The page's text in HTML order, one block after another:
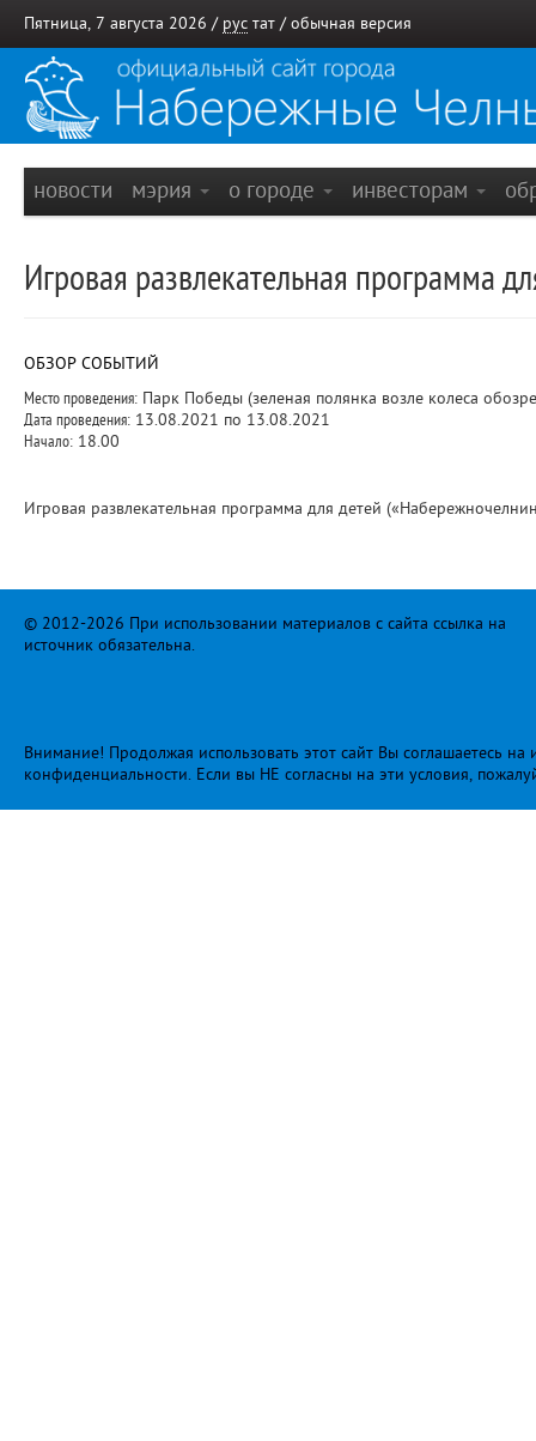
Пятница, 7 августа 2026 / рус тат / обычная версия
новости мэрия о городе инвесторам
Игровая развлекательная программа
ОБЗОР СОБЫТИЙ
Место проведения: Парк Победы (зеленая полянка возле колеса
Дата проведения: 13.08.2021 по 13.08.2021
Начало: 18.00
Игровая развлекательная программа для детей
© 2012-2026 При использовании материалов с сайта ссылка на
источник обязательна.
Внимание! Продолжая использовать этот сайт Вы соглашаетесь
конфиденциальности. Если вы НЕ согласны на эти условия,